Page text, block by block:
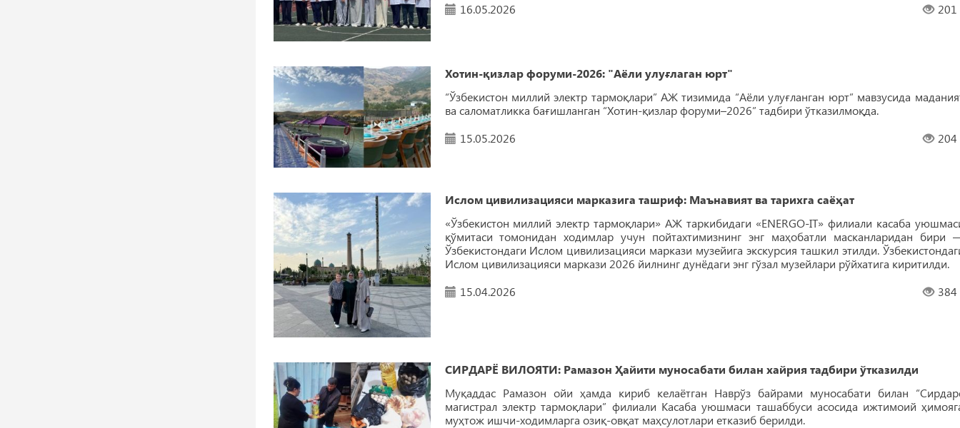
16.05.2026
201
Хотин-қизлар форуми-2026: "Аёли улуғлаган юрт"
“Ўзбекистон миллий электр тармоқлари” АЖ тизимида “Аёли улуғланган юрт” мавзусида
ва саломатликка бағишланган “Хотин-қизлар форуми–2026” тадбири ўтказилмоқда.
15.05.2026
204
Ислом цивилизацияси марказига ташриф: Маънавият ва тарихга саёҳат
«Ўзбекистон миллий электр тармоқлари» АЖ таркибидаги «ENERGO-IT» филиали касаба
қўмитаси томонидан ходимлар учун пойтахтимизнинг энг маҳобатли масканларидан бири
Ўзбекистондаги Ислом цивилизацияси маркази музейига экскурсия ташкил этилди.
Ислом цивилизацияси маркази 2026 йилнинг дунёдаги энг гўзал музейлари рўйхатига киритилди.
15.04.2026
384
СИРДАРЁ ВИЛОЯТИ: Рамазон Ҳайити муносабати билан хайрия тадбири ўтказилди
Муқаддас Рамазон ойи ҳамда кириб келаётган Наврўз байрами муносабати билан
магистрал электр тармоқлари” филиали Касаба уюшмаси ташаббуси асосида ижтимоий
муҳтож ишчи-ходимларга озиқ-овқат маҳсулотлари етказиб берилди.